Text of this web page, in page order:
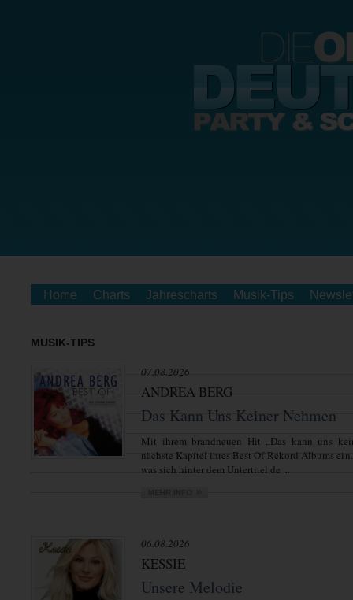
Home Charts Jahrescharts Musik-Tips
MUSIK-TIPS
07.08.2026
ANDREA BERG
Das Kann Uns Keiner Nehmen
Mit ihrem brandneuen Hit „Das kann uns
nächste Kapitel ihres Best Of-Rekord Albums
was sich hinter dem Untertitel de ...
06.08.2026
KESSIE
Unsere Melodie